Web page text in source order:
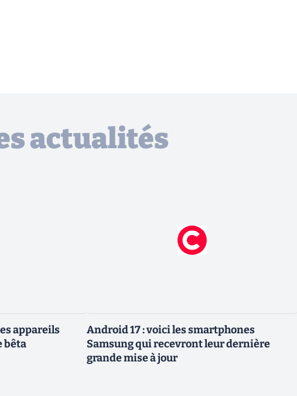
actualités
appareils
bêta
Android 17 : voici les smartphones
Samsung qui recevront leur dernière
grande mise à jour